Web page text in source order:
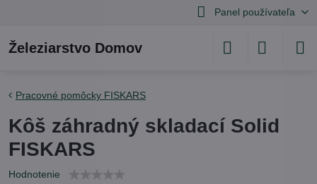
Panel používateľa
Železiarstvo Domov
Pracovné pomôcky FISKARS
Kôš záhradný skladací Solid
FISKARS
Hodnotenie